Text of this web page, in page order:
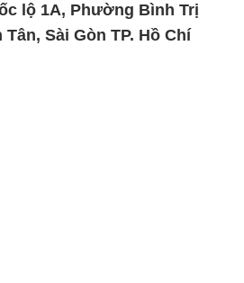
lộ 1A, Phường Bình Trị
Sài Gòn TP. Hồ Chí